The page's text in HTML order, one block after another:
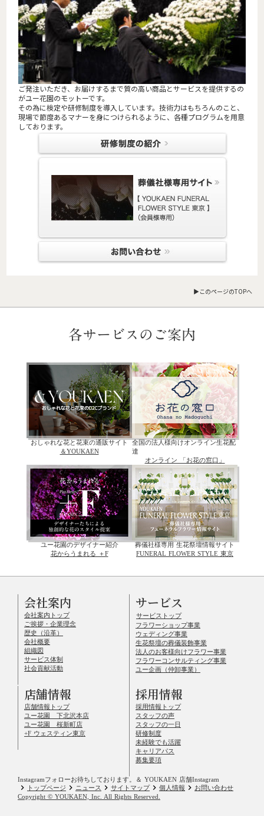
ご発注いただき、お届けするまで質の高い商品とサービスを提供するの
がユー花園のモットーです。
その為に検定や研修制度を導入しています。技術力はもちろんのこと、
現場で節度あるマナーを身につけられるように、各種プログラムを用意
しております。
▶︎このページのTOPへ
各サービスのご案内
おしゃれな花と花束の通販サイト
＆YOUKAEN
全国の法人様向けオンライン生花配
達
オンライン 「お花の窓口」
ユー花園のデザイナー紹介
花からうまれる ＋F
葬儀社様専用 生花祭壇情報サイト
FUNERAL FLOWER STYLE 東京
会社案内
会社案内トップ
ご挨拶・企業理念
歴史（沿革）
会社概要
組織図
サービス体制
社会貢献活動
サービス
サービストップ
フラワーショップ事業
ウェディング事業
生花祭壇の葬儀装飾事業
法人のお客様向けフラワー事業
フラワーコンサルティング事業
ユー企画（仲卸事業）
店舗情報
店舗情報トップ
ユー花園 下北沢本店
ユー花園 桜新町店
+F ウェスティン東京
採用情報
採用情報トップ
スタッフの声
スタッフの一日
研修制度
未経験でも活躍
キャリアパス
募集要項
Instagramフォローお待ちしております。 ＆ YOUKAEN 店舗Instagram
keyboard_arrow_right トップページ keyboard_arrow_right ニュース keyboard_arrow_right サイトマップkeyboard_arrow_right 個人情報 keyboard_arrow_right お問い合わせ
Copyright © YOUKAEN, Inc. All Rights Reserved.